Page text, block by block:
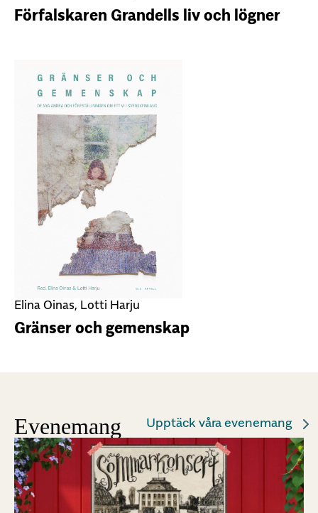
Förfalskaren Grandells liv och lögner
Elina Oinas, Lotti Harju
Gränser och gemenskap
Evenemang Upptäck våra evenemang